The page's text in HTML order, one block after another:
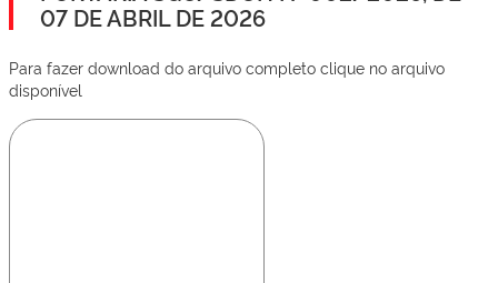
07 DE ABRIL DE 2026
Para fazer download do arquivo completo clique no arquivo
disponível